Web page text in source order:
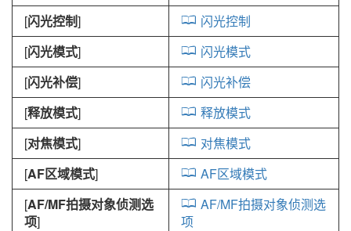
[闪光控制]
闪光控制
[闪光模式]
闪光模式
[闪光补偿]
闪光补偿
[释放模式]
释放模式
[对焦模式]
对焦模式
[AF区域模式]
AF区域模式
[AF/MF拍摄对象侦测选
项]
AF/MF拍摄对象侦测选
项